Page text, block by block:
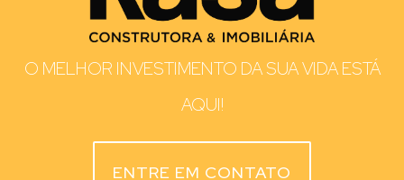
O MELHOR INVESTIMENTO DA SUA VIDA ESTÁ
AQUI!
ENTRE EM CONTATO